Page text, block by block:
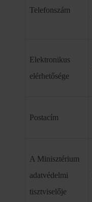
Telefonszám
Elektronikus
elérhetősége
Postacím
A Minisztérium
adatvédelmi
tisztviselője